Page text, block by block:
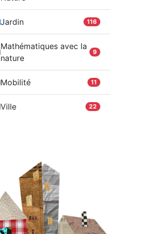
Jardin 116
Mathématiques avec la
nature
9
Mobilité 11
Ville 22